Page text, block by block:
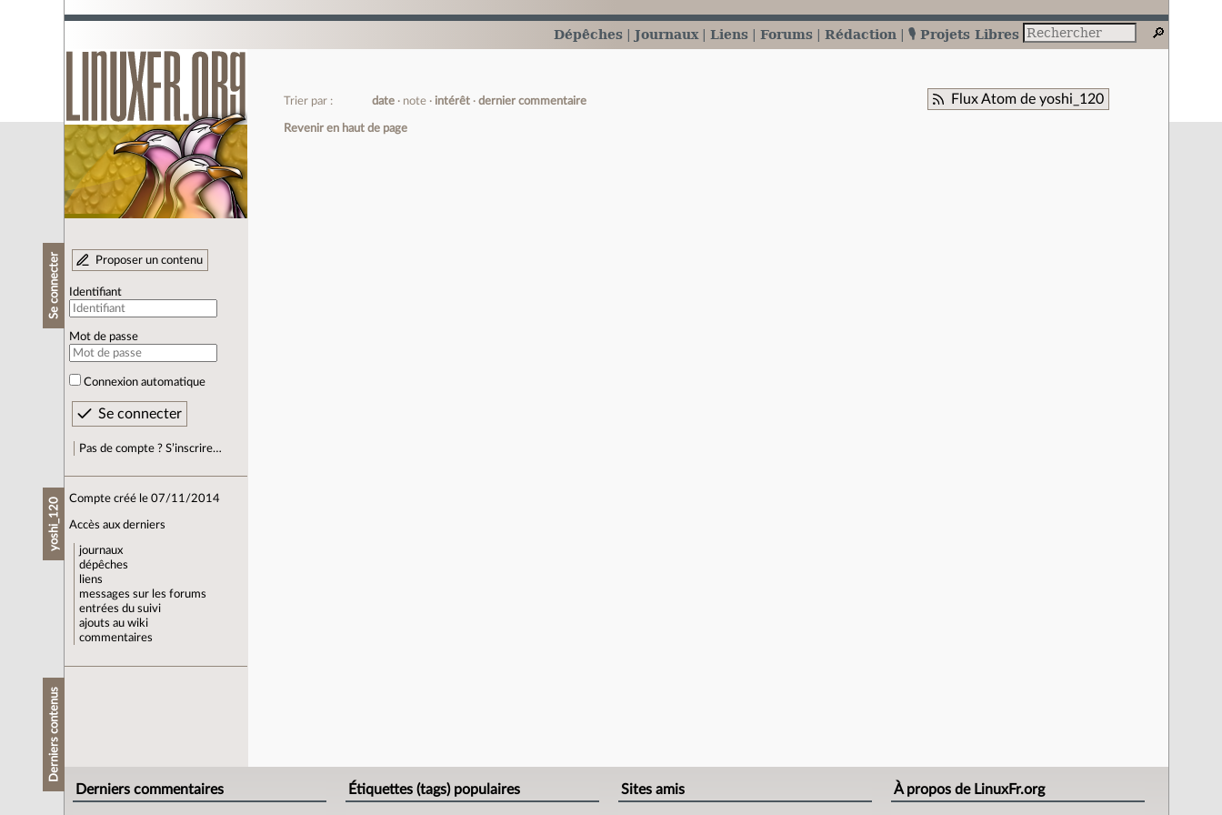
Dépêches Journaux Liens Forums Rédaction 🎙️ Projets Libres
Se connecter Proposer un contenu
Identifiant
Mot de passe
Connexion automatique
Pas de compte ? S’inscrire…
yoshi_120 Compte créé le 07/11/2014
Accès aux derniers
journaux
dépêches
liens
messages sur les forums
entrées du suivi
ajouts au wiki
commentaires
Derniers contenus
Flux Atom de yoshi_120
Trier par : date note intérêt dernier commentaire
Revenir en haut de page
Derniers commentaires Étiquettes (tags) populaires Sites amis À propos de LinuxFr.org